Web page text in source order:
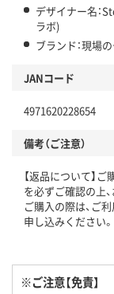
デザイナー名：
ラボ)
ブランド：現場
JANコード
4971620228654
備考（ご注意）
【返品について】ご
を必ずご確認の上
ご購入の際は、ご
申し込みください。
※ご注意【免責】